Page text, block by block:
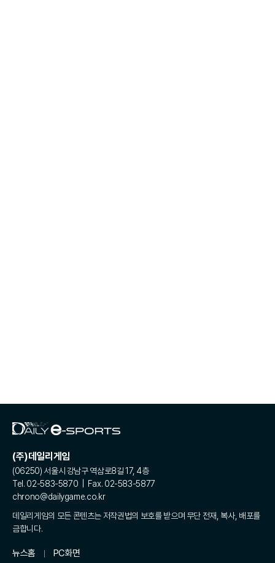
(주)데일리게임
(06250) 서울시 강남구 역삼로8길 17, 4층
Tel. 02-583-5870 | Fax. 02-583-5877
chrono@dailygame.co.kr
데일리게임의 모든 콘텐츠는 저작권법의 보호를 받으며 무단 전재, 복사, 배포를
금합니다.
뉴스홈 PC화면